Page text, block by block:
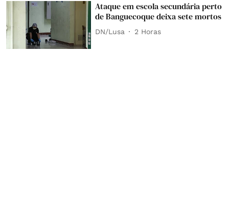
Ataque em escola secundária perto
de Banguecoque deixa sete mortos
DN/Lusa 2 Horas